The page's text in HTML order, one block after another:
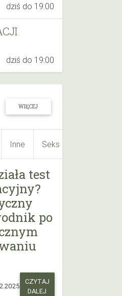
dziś do 19:00
dziś do 19:00
WIĘCEJ
Inne Seks
test
po
CZYTAJ
DALEJ